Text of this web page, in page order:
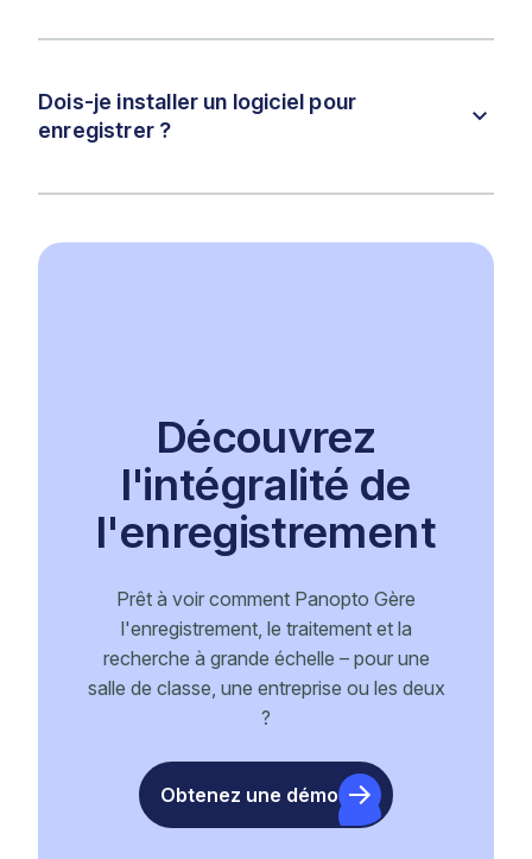
Dois-je installer un logiciel pour
enregistrer ?
Découvrez
l'intégralité de
l'enregistrement
Prêt à voir comment Panopto Gère
l'enregistrement, le traitement et la
recherche à grande échelle – pour une
salle de classe, une entreprise ou les deux
?
Obtenez une démo